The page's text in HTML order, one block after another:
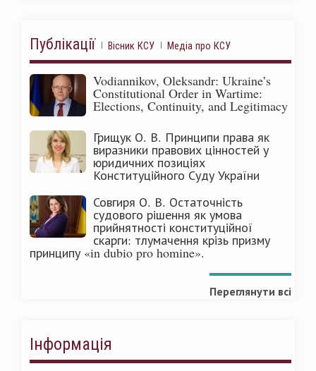
Публікації Вісник КСУ Медіа про КСУ
Vodiannikov, Oleksandr: Ukraine’s
Constitutional Order in Wartime:
Elections, Continuity, and Legitimacy
Грищук О. В. Принципи права як
виразники правових цінностей у
юридичних позиціях
Конституційного Суду України
Совгиря О. В. Остаточність
судового рішення як умова
прийнятності конституційної
скарги: тлумачення крізь призму
принципу «in dubio pro homine».
Переглянути всі
Інформація